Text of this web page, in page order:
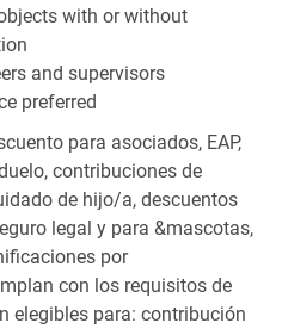
with or without
and supervisors
preferred
para asociados, EAP,
contribuciones de
de hijo/a, descuentos
legal y para &mascotas,
por
con los requisitos de
elegibles para: contribución